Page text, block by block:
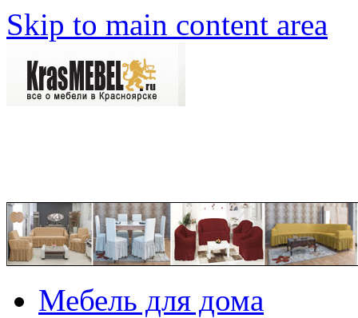
Skip to main content area
Мебель для дома